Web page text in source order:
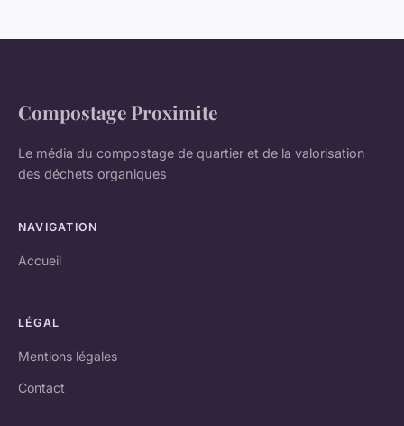
Compostage Proximite
Le média du compostage de quartier et de la valorisation
des déchets organiques
NAVIGATION
Accueil
LÉGAL
Mentions légales
Contact